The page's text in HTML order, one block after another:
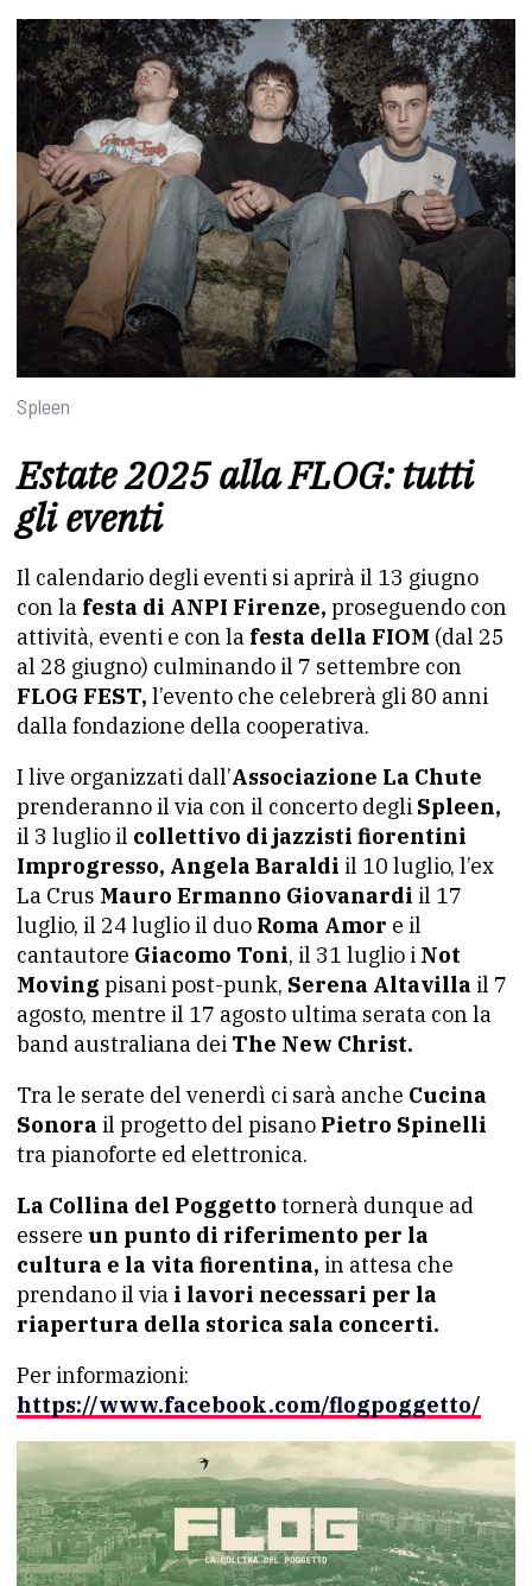
Spleen
Estate 2025 alla FLOG: tutti
gli eventi
Il calendario degli eventi si aprirà il 13 giugno
con la festa di ANPI Firenze, proseguendo con
attività, eventi e con la festa della FIOM (dal 25
al 28 giugno) culminando il 7 settembre con
FLOG FEST, l’evento che celebrerà gli 80 anni
dalla fondazione della cooperativa.
I live organizzati dall’Associazione La Chute
prenderanno il via con il concerto degli Spleen,
il 3 luglio il collettivo di jazzisti fiorentini
Improgresso, Angela Baraldi il 10 luglio, l’ex
La Crus Mauro Ermanno Giovanardi il 17
luglio, il 24 luglio il duo Roma Amor e il
cantautore Giacomo Toni, il 31 luglio i Not
Moving pisani post-punk, Serena Altavilla il 7
agosto, mentre il 17 agosto ultima serata con la
band australiana dei The New Christ.
Tra le serate del venerdì ci sarà anche Cucina
Sonora il progetto del pisano Pietro Spinelli
tra pianoforte ed elettronica.
La Collina del Poggetto tornerà dunque ad
essere un punto di riferimento per la
cultura e la vita fiorentina, in attesa che
prendano il via i lavori necessari per la
riapertura della storica sala concerti.
Per informazioni:
https://www.facebook.com/flogpoggetto/